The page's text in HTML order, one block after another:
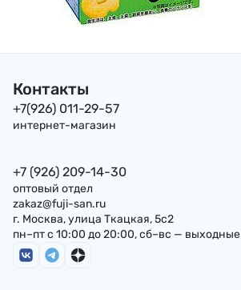
Контакты
+7(926) 011-29-57
интернет-магазин
+7 (926) 209-14-30
оптовый отдел
zakaz@fuji-san.ru
г. Москва, улица Ткацкая, 5с2
пн–пт с 10:00 до 20:00, сб–вс — выходные